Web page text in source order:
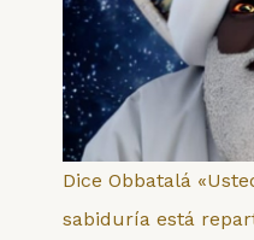
Dice Obbatalá
sabiduría está